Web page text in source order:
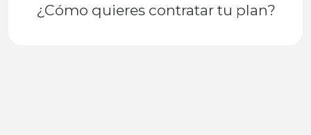
¿Cómo quieres contratar tu plan?